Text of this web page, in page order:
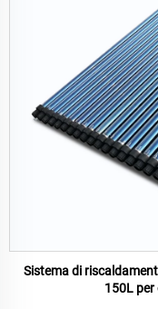
Sistema di
150L per